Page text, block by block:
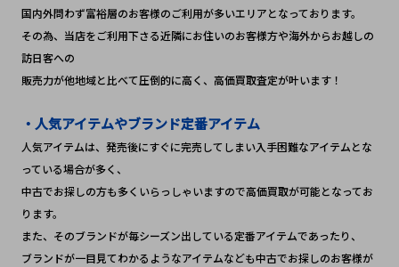
国内外問わず富裕層のお客様のご利用が多いエリアとなっております。
その為、当店をご利用下さる近隣にお住いのお客様方や海外からお越しの
訪日客への
販売力が他地域と比べて圧倒的に高く、高価買取査定が叶います！
・人気アイテムやブランド定番アイテム
人気アイテムは、発売後にすぐに完売してしまい入手困難なアイテムとな
っている場合が多く、
中古でお探しの方も多くいらっしゃいますので高価買取が可能となってお
ります。
また、そのブランドが毎シーズン出している定番アイテムであったり、
ブランドが一目見てわかるようなアイテムなども中古でお探しのお客様が